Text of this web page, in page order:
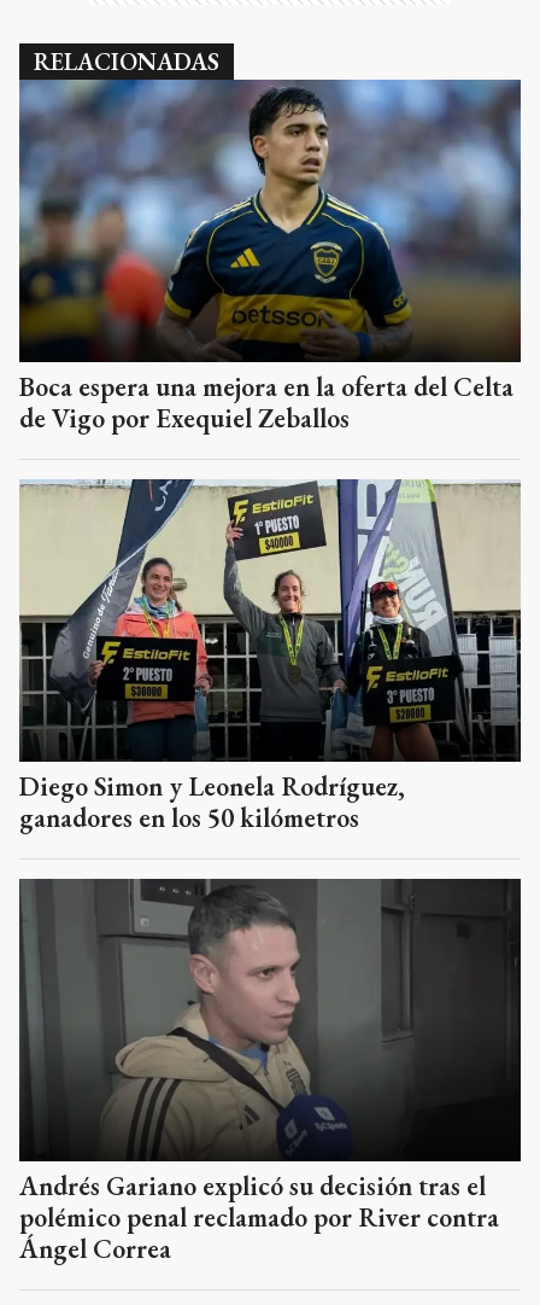
RELACIONADAS
Boca espera una mejora en la oferta del Celta
de Vigo por Exequiel Zeballos
Diego Simon y Leonela Rodríguez,
ganadores en los 50 kilómetros
Andrés Gariano explicó su decisión tras el
polémico penal reclamado por River contra
Ángel Correa